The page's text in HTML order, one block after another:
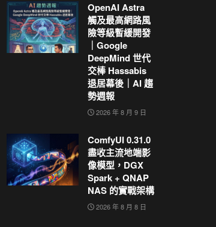
OpenAI Astra
觸及最高網路風
險等級暫緩開發
｜Google
DeepMind 世代
交棒 Hassabis
退居幕後｜AI 趨
勢週報
2026 年 8 月 9 日
ComfyUI 0.31.0
盡收主流地端影
像模型，DGX
Spark + QNAP
NAS 的實戰架構
2026 年 8 月 8 日